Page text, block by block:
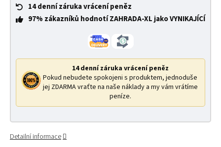
14 denní záruka vrácení peněz
97% zákazníků hodnotí ZAHRADA-XL jako VYNIKAJÍCÍ
14 denní záruka vrácení peněz
Pokud nebudete spokojeni s produktem, jednoduše
jej ZDARMA vraťte na naše náklady a my vám vrátíme
peníze.
Detailní informace